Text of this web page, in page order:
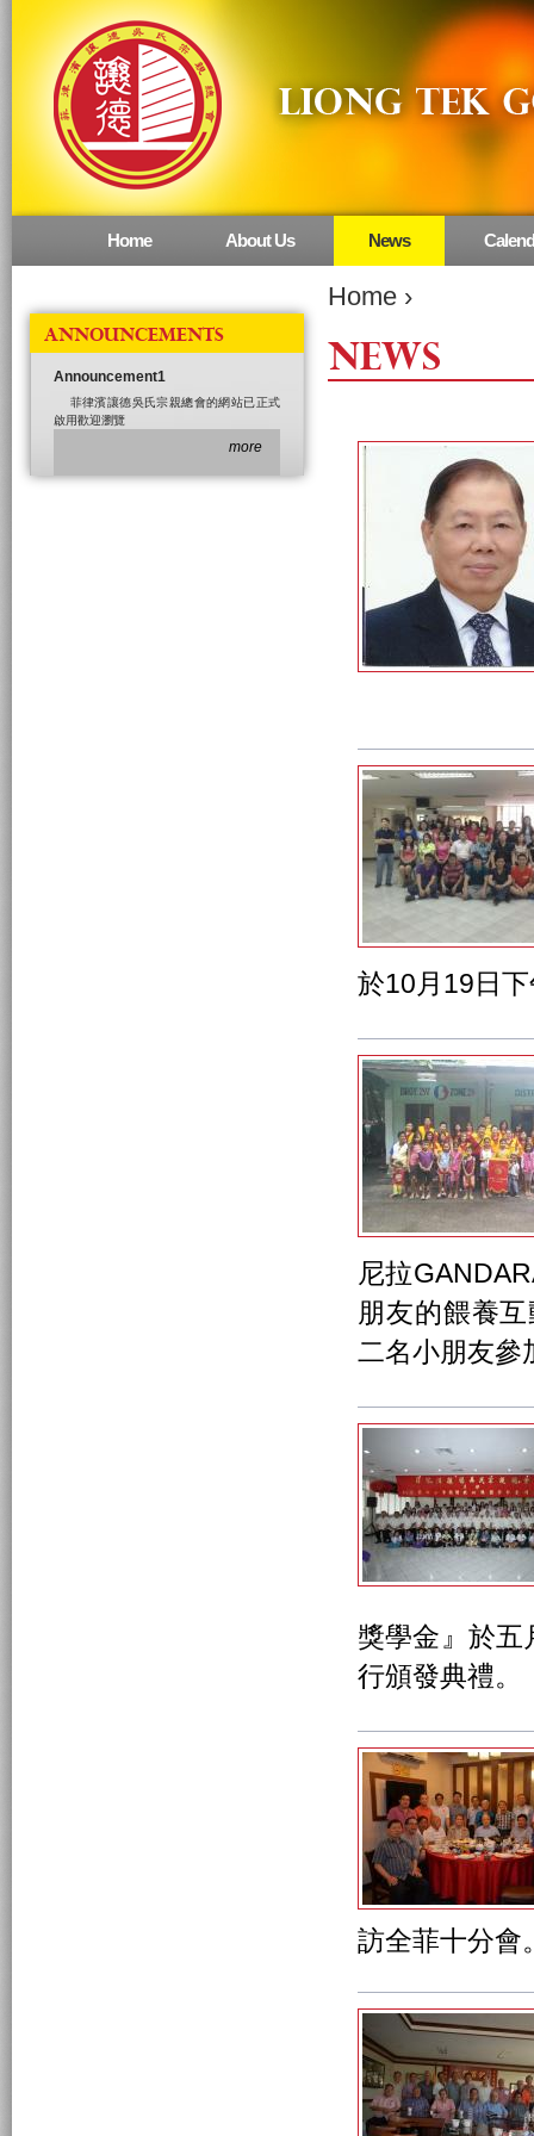
Home ›
NEWS
於10月19日
尼拉
朋友的餵養
二名小朋友參
獎學金』於五
行頒發典禮。
訪全菲十分會
Main menu
Home About Us News
ANNOUNCEMENTS
Announcement1
菲律濱讓德吳氏宗親總會的網站已正式
啟用歡迎瀏覽
more